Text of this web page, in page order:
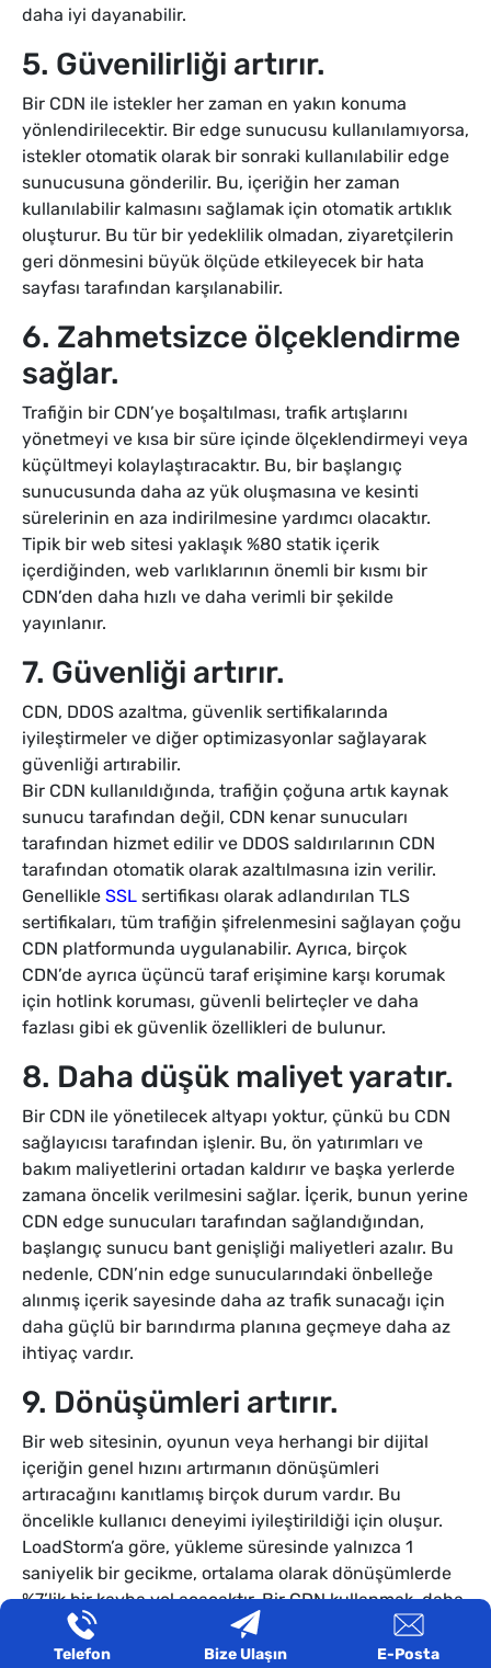
daha iyi dayanabilir.
5. Güvenilirliği artırır.
Bir CDN ile istekler her zaman en yakın konuma
yönlendirilecektir. Bir edge sunucusu kullanılamıyorsa,
istekler otomatik olarak bir sonraki kullanılabilir edge
sunucusuna gönderilir. Bu, içeriğin her zaman
kullanılabilir kalmasını sağlamak için otomatik artıklık
oluşturur. Bu tür bir yedeklilik olmadan, ziyaretçilerin
geri dönmesini büyük ölçüde etkileyecek bir hata
sayfası tarafından karşılanabilir.
6. Zahmetsizce ölçeklendirme
sağlar.
Trafiğin bir CDN’ye boşaltılması, trafik artışlarını
yönetmeyi ve kısa bir süre içinde ölçeklendirmeyi veya
küçültmeyi kolaylaştıracaktır. Bu, bir başlangıç
sunucusunda daha az yük oluşmasına ve kesinti
sürelerinin en aza indirilmesine yardımcı olacaktır.
Tipik bir web sitesi yaklaşık %80 statik içerik
içerdiğinden, web varlıklarının önemli bir kısmı bir
CDN’den daha hızlı ve daha verimli bir şekilde
yayınlanır.
7. Güvenliği artırır.
CDN, DDOS azaltma, güvenlik sertifikalarında
iyileştirmeler ve diğer optimizasyonlar sağlayarak
güvenliği artırabilir.
Bir CDN kullanıldığında, trafiğin çoğuna artık kaynak
sunucu tarafından değil, CDN kenar sunucuları
tarafından hizmet edilir ve DDOS saldırılarının CDN
tarafından otomatik olarak azaltılmasına izin verilir.
Genellikle SSL sertifikası olarak adlandırılan TLS
sertifikaları, tüm trafiğin şifrelenmesini sağlayan çoğu
CDN platformunda uygulanabilir. Ayrıca, birçok
CDN’de ayrıca üçüncü taraf erişimine karşı korumak
için hotlink koruması, güvenli belirteçler ve daha
fazlası gibi ek güvenlik özellikleri de bulunur.
8. Daha düşük maliyet yaratır.
Bir CDN ile yönetilecek altyapı yoktur, çünkü bu CDN
sağlayıcısı tarafından işlenir. Bu, ön yatırımları ve
bakım maliyetlerini ortadan kaldırır ve başka yerlerde
zamana öncelik verilmesini sağlar. İçerik, bunun yerine
CDN edge sunucuları tarafından sağlandığından,
başlangıç sunucu bant genişliği maliyetleri azalır. Bu
nedenle, CDN’nin edge sunucularındaki önbelleğe
alınmış içerik sayesinde daha az trafik sunacağı için
daha güçlü bir barındırma planına geçmeye daha az
ihtiyaç vardır.
9. Dönüşümleri artırır.
Bir web sitesinin, oyunun veya herhangi bir dijital
içeriğin genel hızını artırmanın dönüşümleri
artıracağını kanıtlamış birçok durum vardır. Bu
öncelikle kullanıcı deneyimi iyileştirildiği için oluşur.
LoadStorm’a göre, yükleme süresinde yalnızca 1
saniyelik bir gecikme, ortalama olarak dönüşümlerde
%7’lik bir kayba yol açacaktır. Bir CDN kullanmak, daha
yüksek satış hedeflerine ulaşmak için dönüşümleri
artırabilir.
Telefon Bize Ulaşın E-Posta